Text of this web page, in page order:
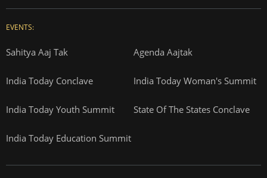
EVENTS:
Sahitya Aaj Tak Agenda Aajtak
India Today Conclave India Today Woman's Summit
India Today Youth Summit State Of The States Conclave
India Today Education Summit